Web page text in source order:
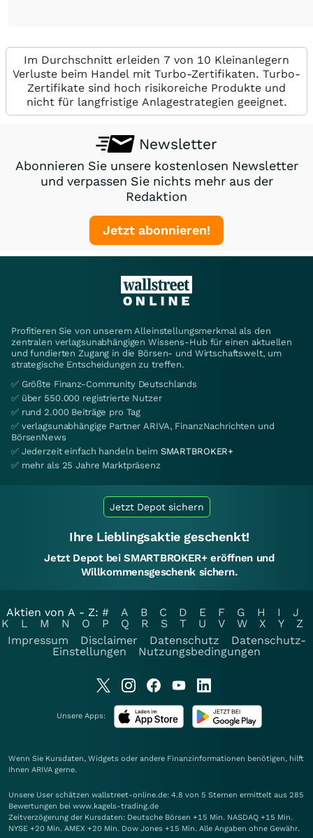
Im Durchschnitt erleiden 7 von 10 Kleinanlegern
Verluste beim Handel mit Turbo-Zertifikaten. Turbo-
Zertifikate sind hoch risikoreiche Produkte und
nicht für langfristige Anlagestrategien geeignet.
Newsletter
Abonnieren Sie unsere kostenlosen Newsletter
und verpassen Sie nichts mehr aus der
Redaktion
Jetzt abonnieren!
Profitieren Sie von unserem Alleinstellungsmerkmal als den
zentralen verlagsunabhängigen Wissens-Hub für einen aktuellen
und fundierten Zugang in die Börsen- und Wirtschaftswelt, um
strategische Entscheidungen zu treffen.
✅ Größte Finanz-Community Deutschlands
✅ über 550.000 registrierte Nutzer
✅ rund 2.000 Beiträge pro Tag
✅ verlagsunabhängige Partner ARIVA, FinanzNachrichten und
BörsenNews
✅ Jederzeit einfach handeln beim SMARTBROKER+
✅ mehr als 25 Jahre Marktpräsenz
Jetzt Depot sichern
Ihre Lieblingsaktie geschenkt!
Jetzt Depot bei SMARTBROKER+ eröffnen und
Willkommensgeschenk sichern.
Aktien von A - Z: # A B C D E F G H I
J
K
L M N O P Q R S T U V W X Y
Z
Impressum
Disclaimer Datenschutz
Datenschutz-
Einstellungen
Nutzungsbedingungen
Unsere Apps:
Wenn Sie Kursdaten, Widgets oder andere Finanzinformationen benötigen, hilft
Ihnen ARIVA gerne.
Unsere User schätzen wallstreet-online.de: 4.8 von 5 Sternen ermittelt aus 285
Bewertungen bei www.kagels-trading.de
Zeitverzögerung der Kursdaten: Deutsche Börsen +15 Min. NASDAQ +15 Min.
NYSE +20 Min. AMEX +20 Min. Dow Jones +15 Min. Alle Angaben ohne Gewähr.